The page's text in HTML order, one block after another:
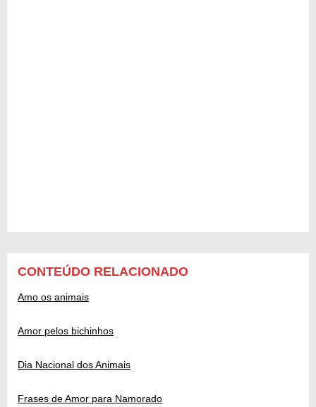
CONTEÚDO RELACIONADO
Amo os animais
Amor pelos bichinhos
Dia Nacional dos Animais
Frases de Amor para Namorado